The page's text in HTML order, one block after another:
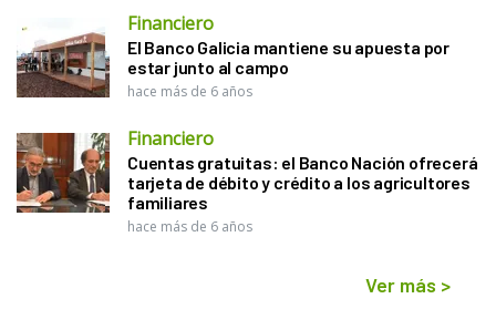
Financiero
El Banco Galicia mantiene su apuesta por
estar junto al campo
hace más de 6 años
Financiero
Cuentas gratuitas: el Banco Nación ofrecerá
tarjeta de débito y crédito a los agricultores
familiares
hace más de 6 años
Ver más >